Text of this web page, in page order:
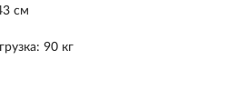
см
90 кг